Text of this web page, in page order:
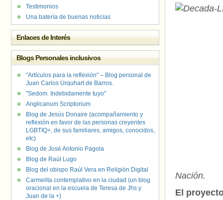
Nación.
El
Testimonios
Una batería de buenas noticias
Enlaces de Interés
Blogs Personales inclusivos
"Artículos para la reflexión" – Blog personal de
Juan Carlos Urquhart de Barros.
"Sedom. Indebidamente tuyo"
Anglicanum Scriptorium
Blog de Jesús Donaire (acompañamiento y
reflexión en favor de las personas creyentes
LGBTIQ+, de sus familiares, amigos, conocidos,
etc)
Blog de José Antonio Pagola
Blog de Raúl Lugo
Blog del obispo Raúl Vera en Religión Digital
Carmelita contemplativo en la ciudad (un blog
oracional en la escuela de Teresa de Jhs y
Juan de la +)